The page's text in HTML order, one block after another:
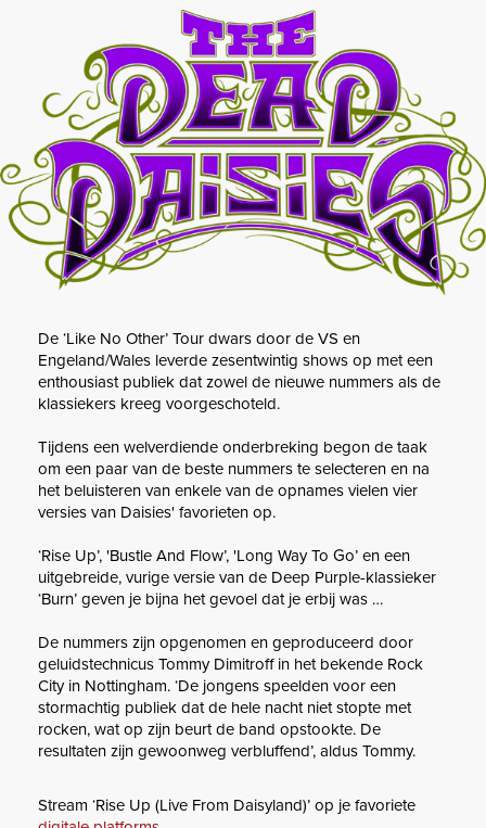
De ‘Like No Other’ Tour dwars door de VS en
Engeland/Wales leverde zesentwintig shows op met een
enthousiast publiek dat zowel de nieuwe nummers als de
klassiekers kreeg voorgeschoteld.
Tijdens een welverdiende onderbreking begon de taak
om een ​​paar van de beste nummers te selecteren en na
het beluisteren van enkele van de opnames vielen vier
versies van Daisies' favorieten op.
‘Rise Up’, 'Bustle And Flow’, 'Long Way To Go’ en een
uitgebreide, vurige versie van de Deep Purple-klassieker
‘Burn’ geven je bijna het gevoel dat je erbij was …
De nummers zijn opgenomen en geproduceerd door
geluidstechnicus Tommy Dimitroff in het bekende Rock
City in Nottingham. ‘De jongens speelden voor een
stormachtig publiek dat de hele nacht niet stopte met
rocken, wat op zijn beurt de band opstookte. De
resultaten zijn gewoonweg verbluffend’, aldus Tommy.
Stream ‘Rise Up (Live From Daisyland)’ op je favoriete